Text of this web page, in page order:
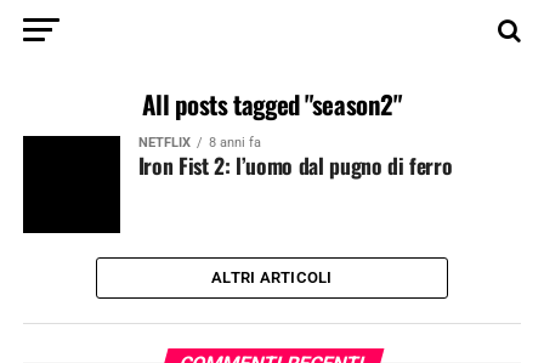
All posts tagged "season2"
NETFLIX 8 anni fa
Iron Fist 2: l’uomo dal pugno di ferro
ALTRI ARTICOLI